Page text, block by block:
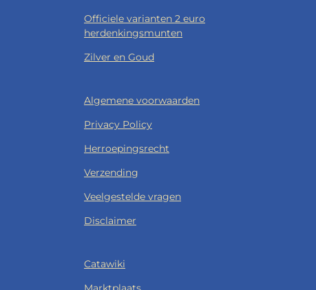
Officiele varianten 2 euro
herdenkingsmunten
Zilver en Goud
Algemene voorwaarden
Privacy Policy
Herroepingsrecht
Verzending
Veelgestelde vragen
Disclaimer
Catawiki